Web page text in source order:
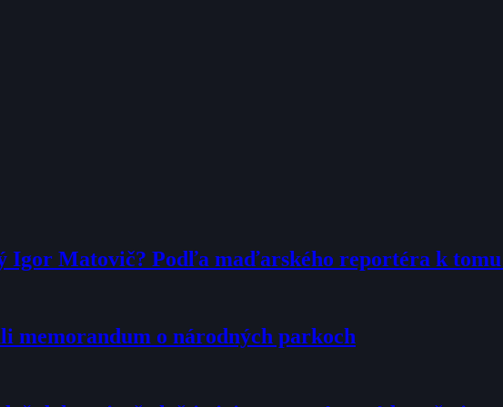
Igor Matovič? Podľa maďarského reportéra k
memorandum o národných parkoch